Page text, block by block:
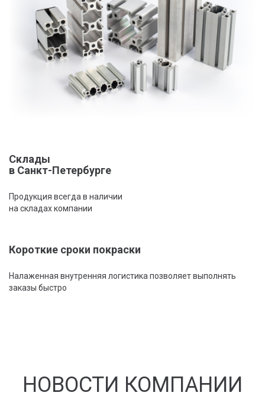
Склады
в Санкт-Петербурге
Продукция всегда в наличии
на складах компании
Короткие сроки покраски
Налаженная внутренняя логистика позволяет выполнять
заказы быстро
НОВОСТИ КОМПАНИИ